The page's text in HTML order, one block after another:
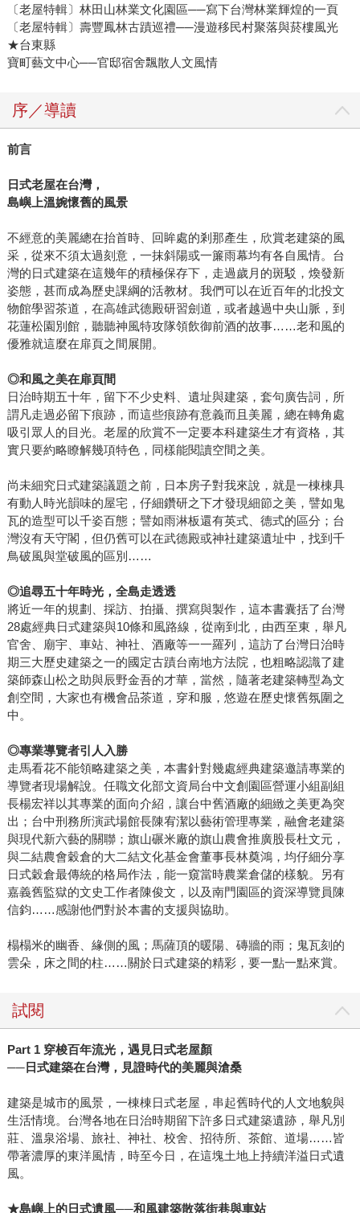
〔老屋特輯〕林田山林業文化園區──寫下台灣林業輝煌的一頁
〔老屋特輯〕壽豐鳳林古蹟巡禮──漫遊移民村聚落與菸樓風光
★台東縣
寶町藝文中心──官邸宿舍飄散人文風情
序／導讀
前言
日式老屋在台灣，
島嶼上溫婉懷舊的風景
不經意的美麗總在抬首時、回眸處的剎那產生，欣賞老建築的風
采，從來不須太過刻意，一抹斜陽或一簾雨幕均有各自風情。台
灣的日式建築在這幾年的積極保存下，走過歲月的斑駁，煥發新
姿態，甚而成為歷史課綱的活教材。我們可以在近百年的北投文
物館學習茶道，在高雄武德殿研習劍道，或者越過中央山脈，到
花蓮松園別館，聽聽神風特攻隊領飲御前酒的故事……老和風的
優雅就這麼在扉頁之間展開。
◎和風之美在扉頁間
日治時期五十年，留下不少史料、遺址與建築，套句廣告詞，所
謂凡走過必留下痕跡，而這些痕跡有意義而且美麗，總在轉角處
吸引眾人的目光。老屋的欣賞不一定要本科建築生才有資格，其
實只要約略瞭解幾項特色，同樣能閱讀空間之美。
尚未細究日式建築議題之前，日本房子對我來說，就是一棟棟具
有動人時光韻味的屋宅，仔細鑽研之下才發現細節之美，譬如鬼
瓦的造型可以千姿百態；譬如雨淋板還有英式、德式的區分；台
灣沒有天守閣，但仍舊可以在武德殿或神社建築遺址中，找到千
鳥破風與堂破風的區別……
◎追尋五十年時光，全島走透透
將近一年的規劃、採訪、拍攝、撰寫與製作，這本書囊括了台灣
28處經典日式建築與10條和風路線，從南到北，由西至東，舉凡
官舍、廟宇、車站、神社、酒廠等一一羅列，這訪了台灣日治時
期三大歷史建築之一的國定古蹟台南地方法院，也粗略認識了建
築師森山松之助與辰野金吾的才華，當然，隨著老建築轉型為文
創空間，大家也有機會品茶道，穿和服，悠遊在歷史懷舊氛圍之
中。
◎專業導覽者引人入勝
走馬看花不能領略建築之美，本書針對幾處經典建築邀請專業的
導覽者現場解說。任職文化部文資局台中文創園區營運小組副組
長楊宏祥以其專業的面向介紹，讓台中舊酒廠的細緻之美更為突
出；台中刑務所演武場館長陳宥潔以藝術管理專業，融會老建築
與現代新六藝的關聯；旗山碾米廠的旗山農會推廣股長杜文元，
與二結農會穀倉的大二結文化基金會董事長林奠鴻，均仔細分享
日式穀倉最傳統的格局作法，能一窺當時農業倉儲的樣貌。另有
嘉義舊監獄的文史工作者陳俊文，以及南門園區的資深導覽員陳
信鈞……感謝他們對於本書的支援與協助。
榻榻米的幽香、緣側的風；馬薩頂的暖陽、磚牆的雨；鬼瓦刻的
雲朵，床之間的柱……關於日式建築的精彩，要一點一點來賞。
試閱
Part 1 穿梭百年流光，遇見日式老屋顏
──日式建築在台灣，見證時代的美麗與滄桑
建築是城市的風景，一棟棟日式老屋，串起舊時代的人文地貌與
生活情境。台灣各地在日治時期留下許多日式建築遺跡，舉凡別
莊、溫泉浴場、旅社、神社、校舍、招待所、茶館、道場……皆
帶著濃厚的東洋風情，時至今日，在這塊土地上持續洋溢日式遺
風。
★島嶼上的日式遺風──和風建築散落街巷與車站